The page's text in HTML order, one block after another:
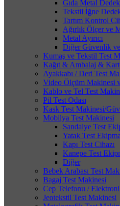
Gıda Metal
Tekstil İğne
Tartım Kontrol
Ağırlık Ölçer ve
Metal Ayırıcı
Diğer Güvenlik
Kumaş ve Tekstil Test
Kağıt & Ambalaj &
Ayakkabı / Deri Test
Video Ölçüm Makinesi
Kablo ve Tel Test
Pil Test Odası
Kask Test Makinesi/
Mobilya Test Makinesi
Sandalye Test
Yatak Test
Kapı Test Cihazı
Kanepe Test
Diğer
Bebek Arabası Test
Bagaj Test Makinesi
Cep Telefonu /
Jeotekstil Test Makinesi